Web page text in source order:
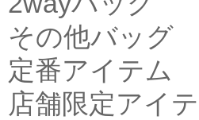
その他バッグ
定番アイテム
店舗限定アイ